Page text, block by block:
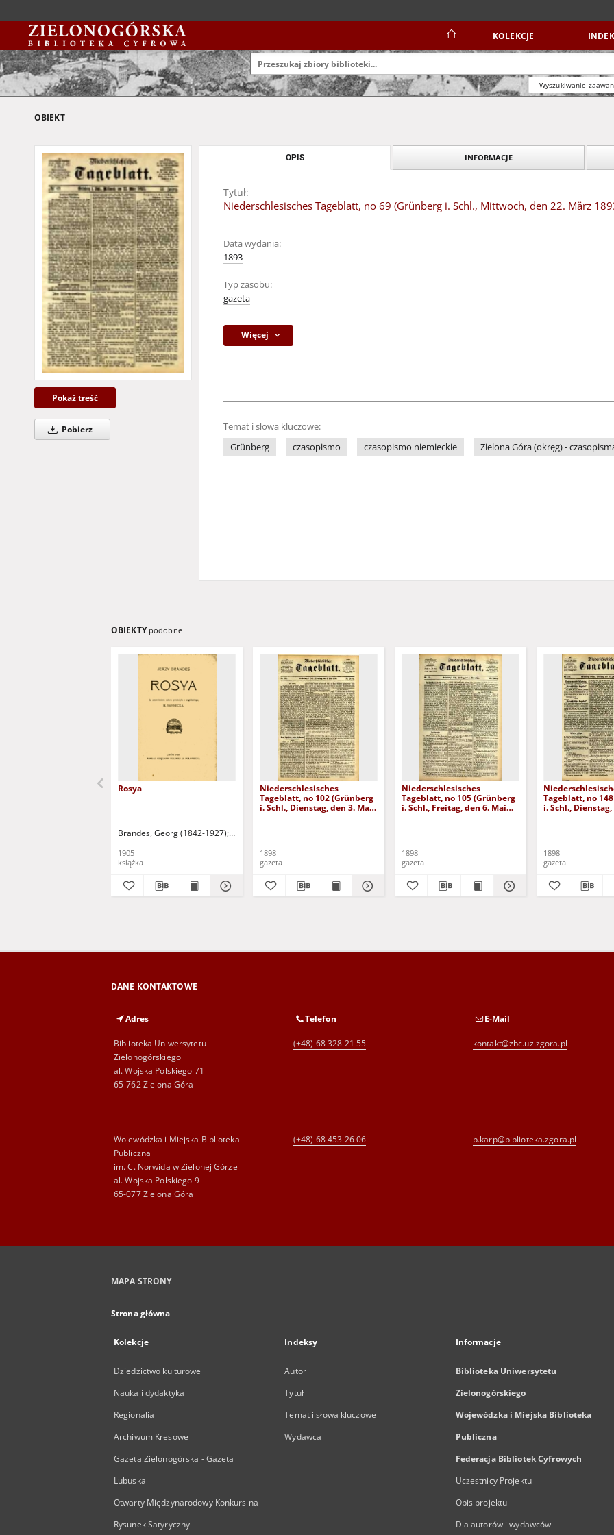
KOLEKCJE
Wyszukiwanie
OBIEKT
Pokaż treść
Pobierz
OPIS INFORMACJE
Tytuł:
Niederschlesisches Tageblatt, no 69 (Grünberg i. Schl., Mittwoch, den 22. März
Data wydania:
1893
Typ zasobu:
gazeta
Więcej
Temat i słowa kluczowe:
Grünberg
czasopismo czasopismo niemieckie Zielona Góra (okręg) -
OBIEKTY podobne
Rosya
Brandes, Georg (1842-1927) Sarnecka, M. - tł.
1905
książka
Niederschlesisches
Tageblatt, no 102 (Grünberg
i. Schl., Dienstag, den 3. Mai
1898
gazeta
Niederschlesisches
Tageblatt, no 105 (Grünberg
i. Schl., Freitag, den 6. Mai
1898
gazeta
Tageblatt, no
i. Schl.,
1898
gazeta
DANE KONTAKTOWE
Adres
Biblioteka Uniwersytetu
Zielonogórskiego
al. Wojska Polskiego 71
65-762 Zielona Góra
Telefon
(+48) 68 328 21 55
E-Mail
kontakt@zbc.uz.zgora.pl
Wojewódzka i Miejska Biblioteka
Publiczna
im. C. Norwida w Zielonej Górze
al. Wojska Polskiego 9
65-077 Zielona Góra
(+48) 68 453 26 06 p.karp@biblioteka.zgora.pl
MAPA STRONY
Strona główna
Kolekcje
Dziedzictwo kulturowe
Nauka i dydaktyka
Regionalia
Archiwum Kresowe
Gazeta Zielonogórska - Gazeta
Lubuska
Otwarty Międzynarodowy Konkurs na
Rysunek Satyryczny
Indeksy
Autor
Tytuł
Temat i słowa kluczowe
Wydawca
Informacje
Biblioteka Uniwersytetu
Zielonogórskiego
Wojewódzka i Miejska Biblioteka
Publiczna
Federacja Bibliotek Cyfrowych
Uczestnicy Projektu
Opis projektu
Dla autorów i wydawców